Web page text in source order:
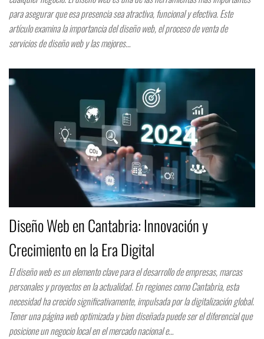
para asegurar que esa presencia sea atractiva, funcional y efectiva. Este
artículo examina la importancia del diseño web, el proceso de venta de
servicios de diseño web y las mejores…
Diseño Web en Cantabria: Innovación y
Crecimiento en la Era Digital
El diseño web es un elemento clave para el desarrollo de empresas, marcas
personales y proyectos en la actualidad. En regiones como Cantabria, esta
necesidad ha crecido significativamente, impulsada por la digitalización global.
Tener una página web optimizada y bien diseñada puede ser el diferencial que
posicione un negocio local en el mercado nacional e…